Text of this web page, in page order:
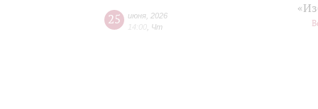
25 июня 2026
14:00 Чт